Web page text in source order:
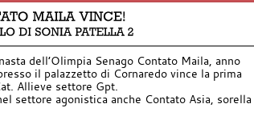
dell’Olimpia Senago Contato Maila, anno
il palazzetto di Cornaredo vince la prima
Allieve settore Gpt.
settore agonistica anche Contato Asia, sorella